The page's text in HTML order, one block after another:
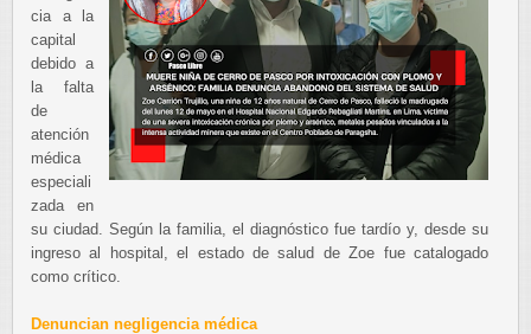
cia a la
capital
debido a
la falta
de
atención
médica
especiali
zada en
su ciudad. Según la familia, el diagnóstico fue tardío y, desde su
ingreso al hospital, el estado de salud de Zoe fue catalogado
como crítico.
Denuncian negligencia médica